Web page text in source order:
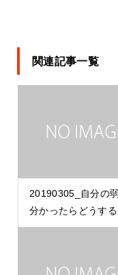
関連記事一覧
20190305_自分の
分かったらどうす